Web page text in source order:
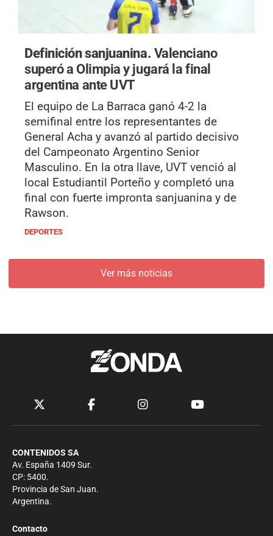
Definición sanjuanina. Valenciano
superó a Olimpia y jugará la final
argentina ante UVT
El equipo de La Barraca ganó 4-2 la
semifinal entre los representantes de
General Acha y avanzó al partido decisivo
del Campeonato Argentino Senior
Masculino. En la otra llave, UVT venció al
local Estudiantil Porteño y completó una
final con fuerte impronta sanjuanina y de
Rawson.
DEPORTES
Ver más noticias
CONTENIDOS SA
Av. España 1409 Sur.
CP: 5400.
Provincia de San Juan.
Argentina.
Contacto